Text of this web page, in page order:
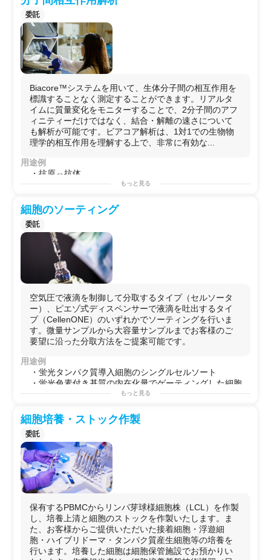
・リン酸化など各種翻訳後修飾の分析
・血漿/血清のプロテオミクスにも
委託
Biacore™システムを用いて、生体分子間の相互作用を
標識することなく測定することができます。リアルタ
イムに質量変化をモニターすることで、2分子間のアフ
ィニティーだけではなく、結合・解離の速さについて
も解析が可能です。ビアコア解析は、1対1での生物物
理学的相互作用を理解する上で、非常に有効な...
用途例
・抗原⇔抗体
・タンパク質⇔タンパク質
・タンパク質⇔低分子化合物
・タンパク質⇔ビオチン化試料
・タンパク質⇔Hisタグ試料
もっと見る
細胞のソーティング
委託
空気圧で液滴を制御して分取するタイプ（セルソータ
ー）、ピエゾ式ディスペンサーで液滴を吐出するタイ
プ（CellenONE）のいずれかでソーティングを行いま
す。微量サンプルから大容量サンプルまでお客様のご
要望に沿った分取方法をご提案可能です。
用途例
・蛍光タンパク質導入細胞のシングルセルソート
・蛍光色素付き基質の内在化量でゲーティングした細胞
集団の分取
単離
もっと見る
細胞培養・ストック作製
委託
保有するPBMCからリンパ芽球様細胞株（LCL）を作製
し、培養上清と細胞のストックを作製いたします。ま
た、お客様からご提供いただいた接着細胞・浮遊細
胞・ハイブリドーマ・タンパク質産生細胞等の培養を
行います。培養した細胞は細胞保管施設でお預かりい